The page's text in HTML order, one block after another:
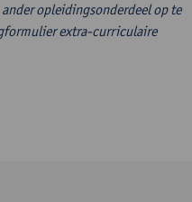
opleidingsonderdeel op te
extra-curriculaire